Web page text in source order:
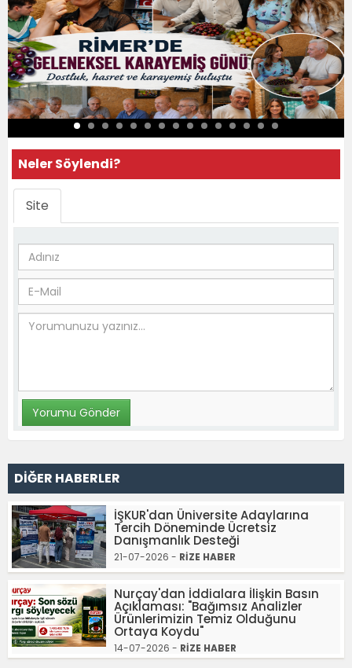
Neler Söylendi?
Site
DİĞER HABERLER
İŞKUR'dan Üniversite Adaylarına
Tercih Döneminde Ücretsiz
Danışmanlık Desteği
21-07-2026 - RİZE HABER
Nurçay'dan İddialara İlişkin Basın
Açıklaması: "Bağımsız Analizler
Ürünlerimizin Temiz Olduğunu
Ortaya Koydu"
14-07-2026 - RİZE HABER